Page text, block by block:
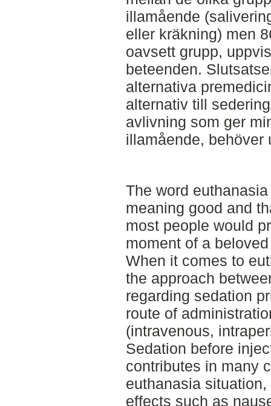
illamående
eller kräkning) men
oavsett grupp,
beteenden.
alternativa
alternativ till
avlivning som ger
illamående, behöver
The word
meaning good and
most people would
moment of a
When it comes to
the approach
regarding sedation
route of
(intravenous,
Sedation before
contributes in many
euthanasia
effects such as